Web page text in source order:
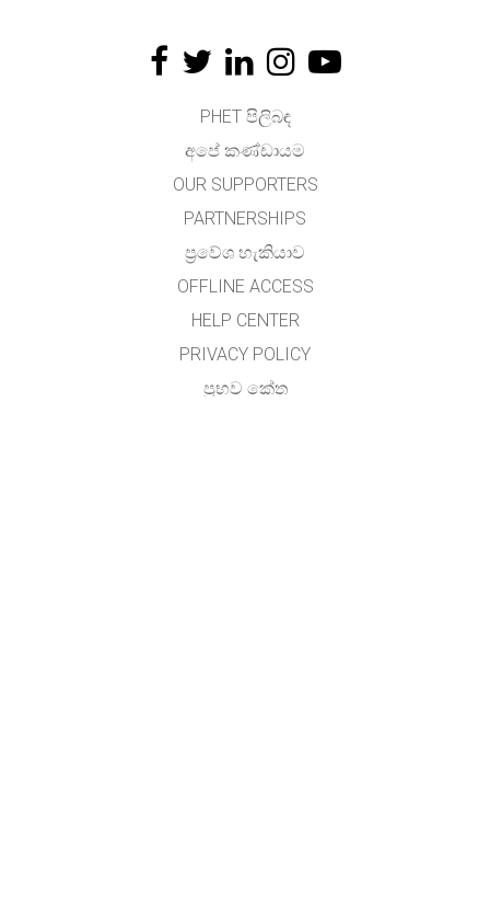
PHET පිලිබඳ
අපේ කණ්ඩායම
OUR SUPPORTERS
PARTNERSHIPS
ප්‍රවේශ හැකියාව
OFFLINE ACCESS
HELP CENTER
PRIVACY POLICY
ප්‍රභව කේත